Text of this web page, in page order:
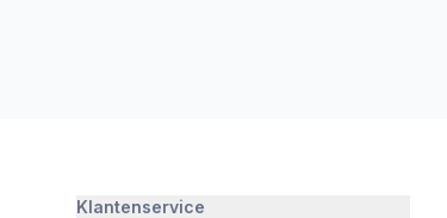
Klantenservice